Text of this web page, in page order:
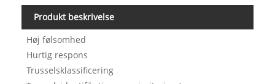
Produkt beskrivelse
Høj følsomhed
Hurtig respons
Trusselsklassificering